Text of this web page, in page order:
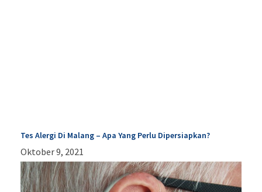
Tes Alergi Di Malang – Apa Yang Perlu Dipersiapkan?
Oktober 9, 2021